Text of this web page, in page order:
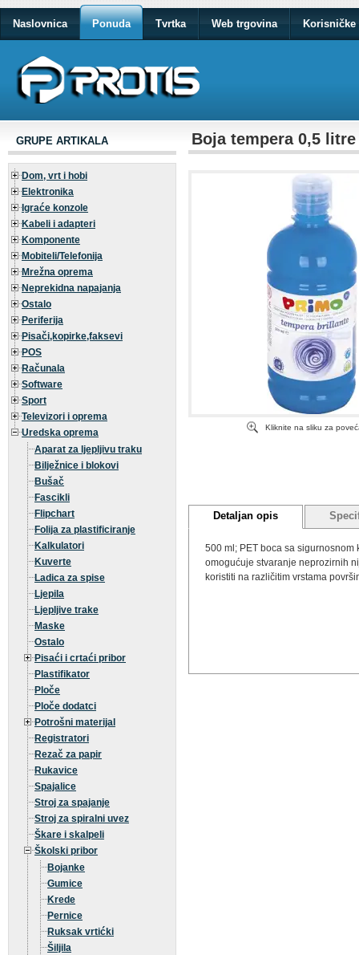
Naslovnica Ponuda Tvrtka Web trgovina Korisničke
GRUPE ARTIKALA
Dom, vrt i hobi
Elektronika
Igraće konzole
Kabeli i adapteri
Komponente
Mobiteli/Telefonija
Mrežna oprema
Neprekidna napajanja
Ostalo
Periferija
Pisači,kopirke,faksevi
POS
Računala
Software
Sport
Televizori i oprema
Uredska oprema
Aparat za ljepljivu traku
Bilježnice i blokovi
Bušač
Fascikli
Flipchart
Folija za plastificiranje
Kalkulatori
Kuverte
Ladica za spise
Ljepila
Ljepljive trake
Maske
Ostalo
Pisaći i crtaći pribor
Plastifikator
Ploče
Ploče dodatci
Potrošni materijal
Registratori
Rezač za papir
Rukavice
Spajalice
Stroj za spajanje
Stroj za spiralni uvez
Škare i skalpeli
Školski pribor
Bojanke
Gumice
Krede
Pernice
Ruksak vrtićki
Šiljila
Boja tempera 0,5 litre
Kliknite na sliku za
Detaljan opis
500 ml; PET boca sa
omogućuje stvaranje neprozirnih
koristiti na različitim vrstama